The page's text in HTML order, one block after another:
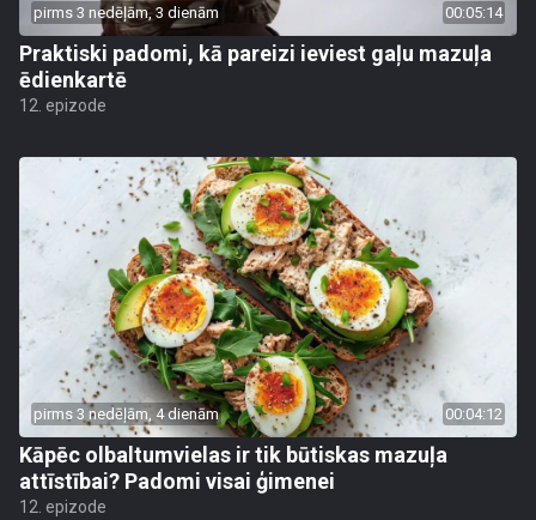
pirms 3 nedēļām, 3 dienām 00:05:14
Praktiski padomi, kā pareizi ieviest gaļu mazuļa
ēdienkartē
12. epizode
pirms 3 nedēļām, 4 dienām 00:04:12
Kāpēc olbaltumvielas ir tik būtiskas mazuļa
attīstībai? Padomi visai ģimenei
12. epizode